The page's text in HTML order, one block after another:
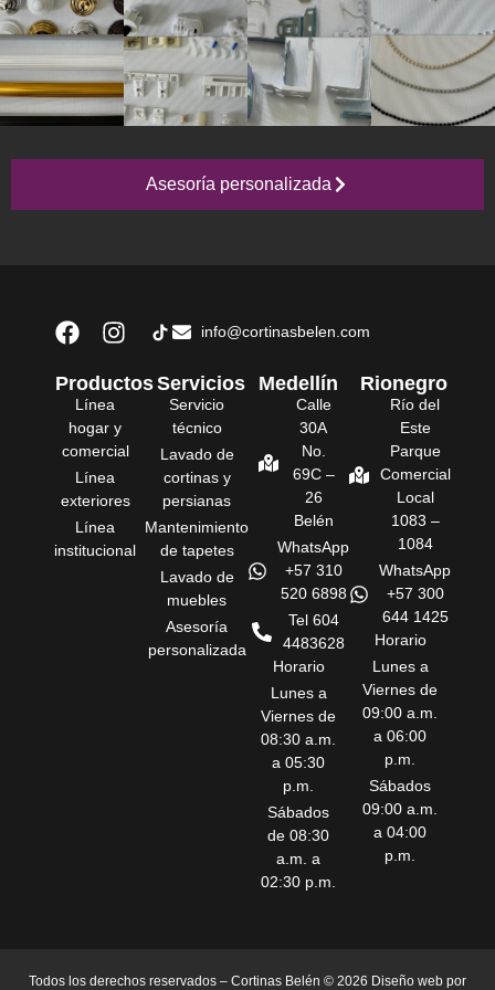
Asesoría personalizada
info@cortinasbelen.com
Productos
Línea
hogar y
comercial
Línea
exteriores
Línea
institucional
Servicios
Servicio
técnico
Lavado de
cortinas y
persianas
Mantenimiento
de tapetes
Lavado de
muebles
Asesoría
personalizada
Medellín
Calle
30A
No.
69C –
26
Belén
WhatsApp
+57 310
520 6898
Tel 604
4483628
Horario
Lunes a
Viernes de
08:30 a.m.
a 05:30
p.m.
Sábados
de 08:30
a.m. a
02:30 p.m.
Rionegro
Río del
Este
Parque
Comercial
Local
1083 –
1084
WhatsApp
+57 300
644 1425
Horario
Lunes a
Viernes de
09:00 a.m.
a 06:00
p.m.
Sábados
09:00 a.m.
a 04:00
p.m.
Todos los derechos reservados – Cortinas Belén © 2026 Diseño web por